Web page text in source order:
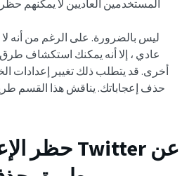
ليس بالضرورة. على الرغم من أنه لا
أخرى. قد يتطلب ذلك تغيير إعدادات
حذف إعجاباتك. يناقش هذا القسم